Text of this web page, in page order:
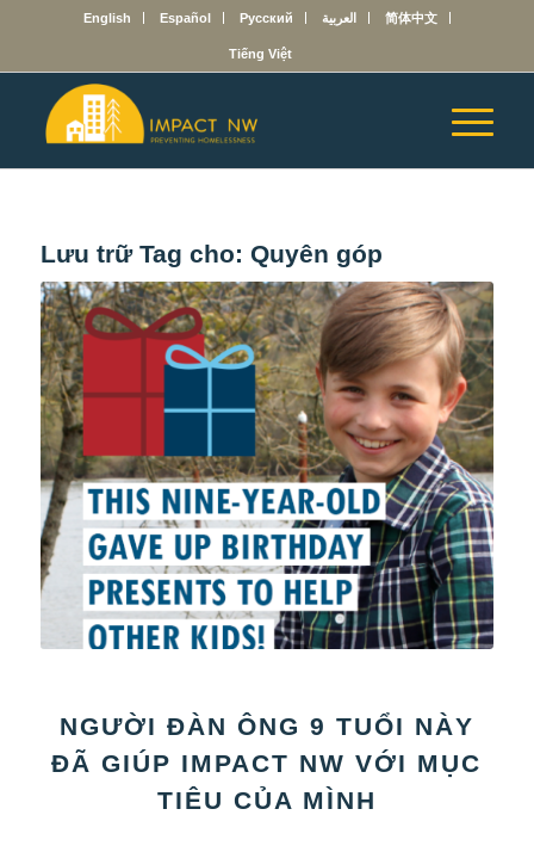
English Español Русский العربية 简体中文
Tiếng Việt
Lưu trữ Tag cho: Quyên góp
NGƯỜI ĐÀN ÔNG 9 TUỔI NÀY
ĐÃ GIÚP IMPACT NW VỚI MỤC
TIÊU CỦA MÌNH